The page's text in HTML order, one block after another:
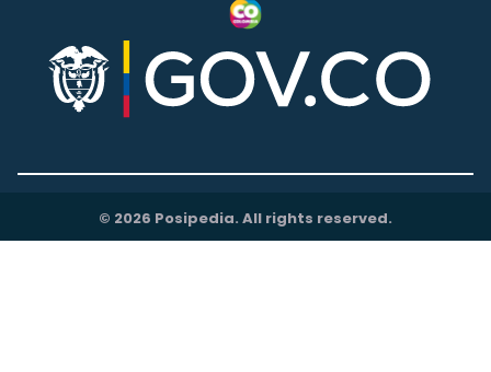
© 2026 Posipedia. All rights reserved.